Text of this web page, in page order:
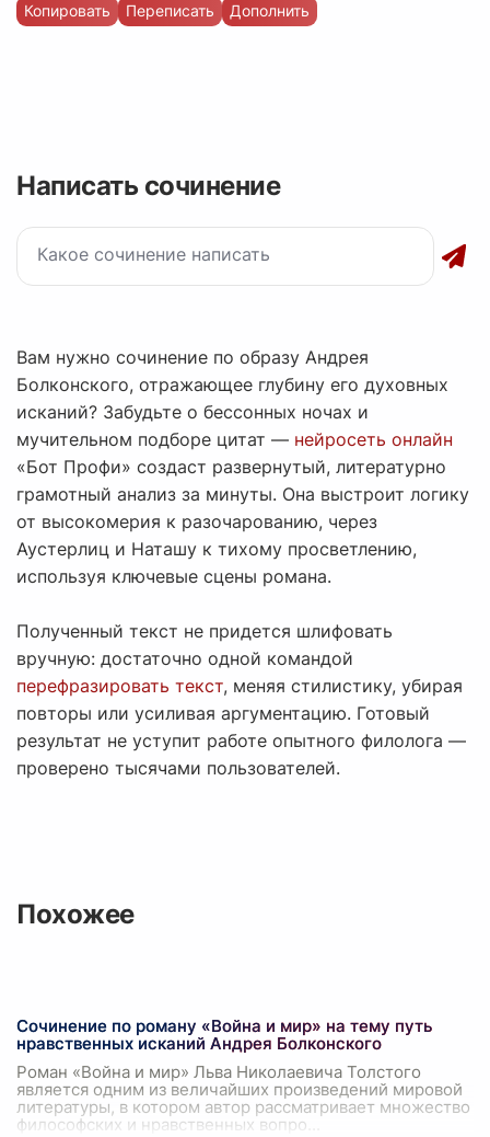
Копировать Переписать Дополнить
Написать сочинение
Вам нужно сочинение по образу Андрея
Болконского, отражающее глубину его духовных
исканий? Забудьте о бессонных ночах и
мучительном подборе цитат — нейросеть онлайн
«Бот Профи» создаст развернутый, литературно
грамотный анализ за минуты. Она выстроит логику
от высокомерия к разочарованию, через
Аустерлиц и Наташу к тихому просветлению,
используя ключевые сцены романа.
Полученный текст не придется шлифовать
вручную: достаточно одной командой
перефразировать текст, меняя стилистику, убирая
повторы или усиливая аргументацию. Готовый
результат не уступит работе опытного филолога —
проверено тысячами пользователей.
Похожее
Сочинение по роману «Война и мир» на тему путь
нравственных исканий Андрея Болконского
Роман «Война и мир» Льва Николаевича Толстого
является одним из величайших произведений мировой
литературы, в котором автор рассматривает множество
философских и нравственных вопро